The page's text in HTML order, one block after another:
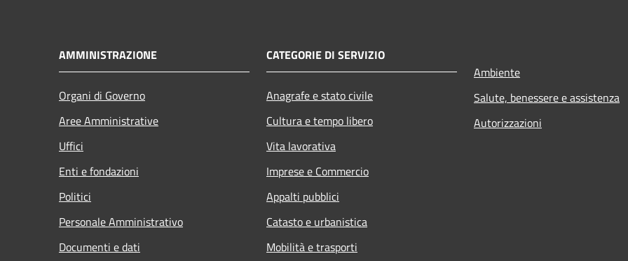
AMMINISTRAZIONE
Organi di Governo
Aree Amministrative
Uffici
Enti e fondazioni
Politici
Personale Amministrativo
Documenti e dati
CATEGORIE DI SERVIZIO
Anagrafe e stato civile
Cultura e tempo libero
Vita lavorativa
Imprese e Commercio
Appalti pubblici
Catasto e urbanistica
Mobilità e trasporti
Ambiente
Salute, benessere e assistenza
Autorizzazioni